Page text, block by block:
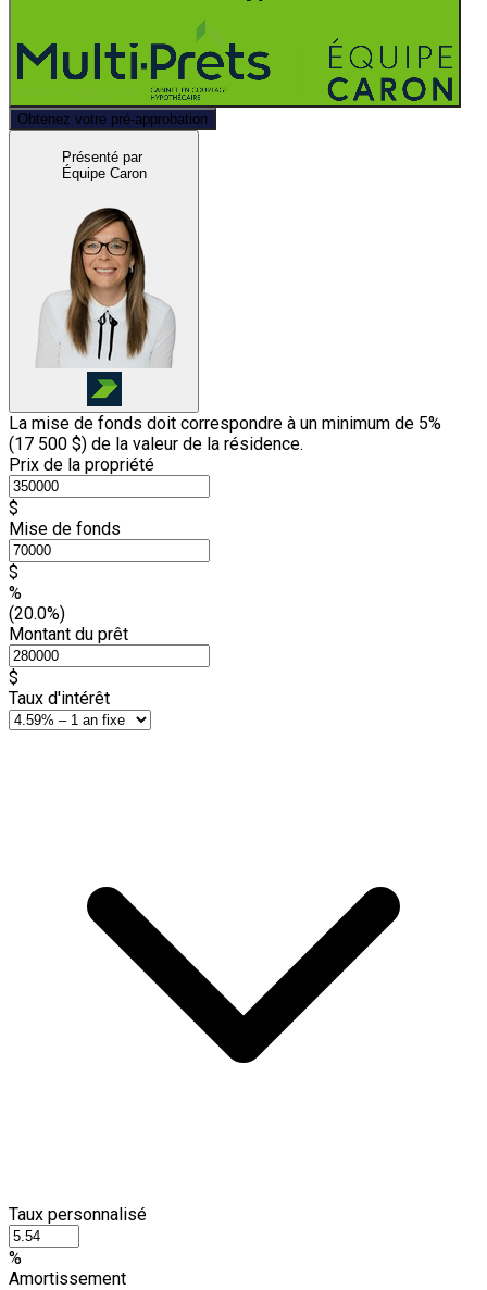
Obtenez votre pré-approbation
Présenté par
Équipe Caron
La mise de fonds doit correspondre à un minimum de 5%
(17 500 $) de la valeur de la résidence.
Prix de la propriété
$
Mise de fonds
$
%
(20.0%)
Montant du prêt
$
Taux d'intérêt
Taux personnalisé
%
Amortissement